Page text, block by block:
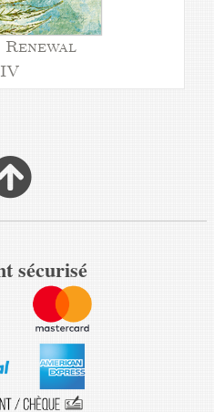
IV
sécurisé